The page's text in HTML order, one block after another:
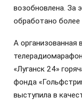
возобновлена. За
обработано
А организованная
«Луганск 24»
фонда
выступила в